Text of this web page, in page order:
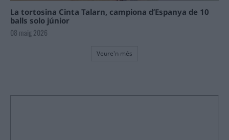
La tortosina Cinta Talarn, campiona d’Espanya de 10
balls solo júnior
08 maig 2026
Veure'n més